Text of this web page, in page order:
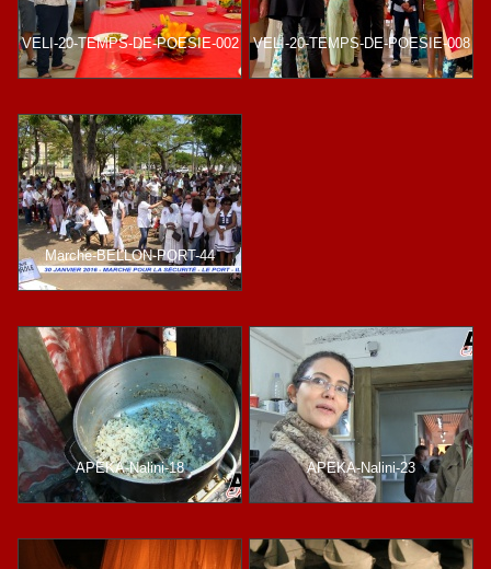
VELI-20-TEMPS-DE-POESIE-002 VELI-20-TEMPS-DE-POESIE-008
Marche-BELLON-PORT-44
APEKA-Nalini-18 APEKA-Nalini-23